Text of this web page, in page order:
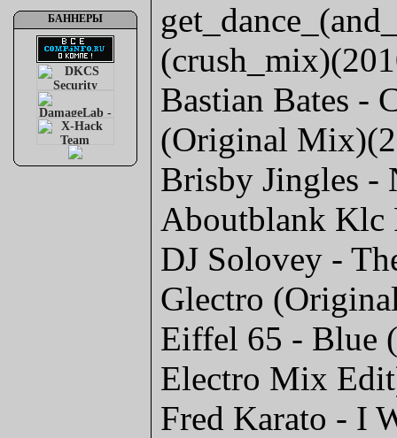
БАННЕРЫ
Bastian Bates -
(Original
Brisby Jingles -
Aboutblank Klc
DJ Solovey -
Glectro
Eiffel 65 - Blue
Electro Mix
Fred Karato - I